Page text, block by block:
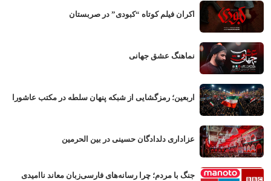
اکران فیلم کوتاه “کبودی” در صربستان
نماهنگ عشق جهانی
اربعین؛ رمزگشایی از شبکه پنهان سلطه در مکتب عاشورا
عزاداری دلدادگان حسینی در بین الحرمین
جنگ با مردم؛ چرا رسانه‌های فارسی‌زبان معاند ناامیدی